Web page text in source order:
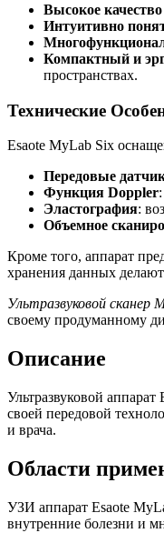
Высокое
Интуитивно
Компактный и
пространствах.
Технические
Esaote MyLab Six
Передовые
Функция Doppler
Эластография:
Объемное
Кроме того, аппарат
хранения данных
Ультразвуковой сканер
своему продуманному
Описание
Ультразвуковой
своей передовой
и врача.
Области
УЗИ аппарат Esaote
внутренние болезни и